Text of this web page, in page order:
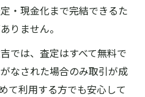
・現金化まで完結できるた
りません。
では、査定はすべて無料で
なされた場合のみ取引が成
て利用する方でも安心して